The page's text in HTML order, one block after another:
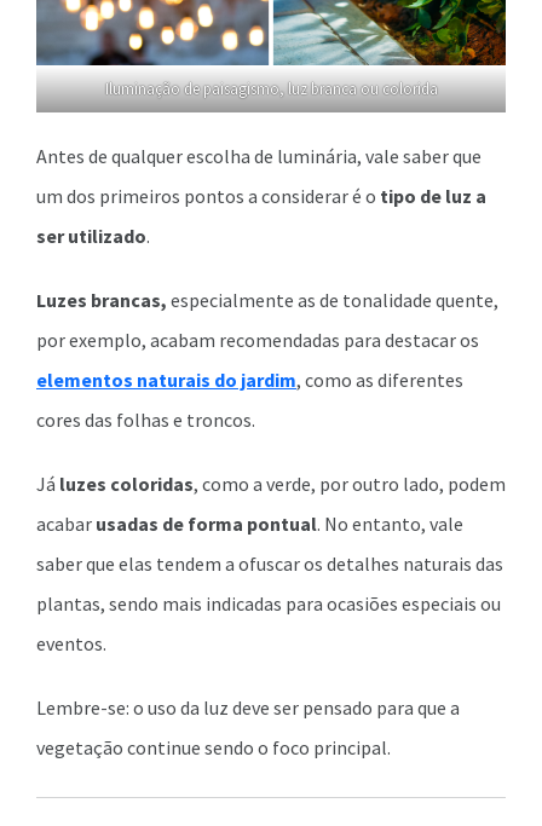
Iluminação de paisagismo, luz branca ou colorida
Antes de qualquer escolha de luminária, vale saber que
um dos primeiros pontos a considerar é o tipo de luz a
ser utilizado.
Luzes brancas, especialmente as de tonalidade quente,
por exemplo, acabam recomendadas para destacar os
elementos naturais do jardim, como as diferentes
cores das folhas e troncos.
Já luzes coloridas, como a verde, por outro lado, podem
acabar usadas de forma pontual. No entanto, vale
saber que elas tendem a ofuscar os detalhes naturais das
plantas, sendo mais indicadas para ocasiões especiais ou
eventos.
Lembre-se: o uso da luz deve ser pensado para que a
vegetação continue sendo o foco principal.